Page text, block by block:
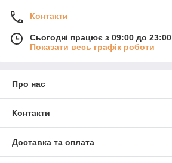
Контакти
Сьогодні працює з 09:00 до 23:00
Показати весь графік роботи
Про нас
Контакти
Доставка та оплата